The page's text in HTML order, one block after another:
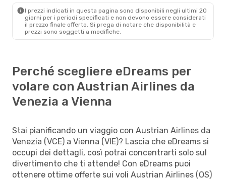
I prezzi indicati in questa pagina sono disponibili negli ultimi 20
giorni per i periodi specificati e non devono essere considerati
il ​​prezzo finale offerto. Si prega di notare che disponibilità e
prezzi sono soggetti a modifiche.
Perché scegliere eDreams per
volare con Austrian Airlines da
Venezia a Vienna
Stai pianificando un viaggio con Austrian Airlines da
Venezia (VCE) a Vienna (VIE)? Lascia che eDreams si
occupi dei dettagli, così potrai concentrarti solo sul
divertimento che ti attende! Con eDreams puoi
ottenere ottime offerte sui voli Austrian Airlines (OS)